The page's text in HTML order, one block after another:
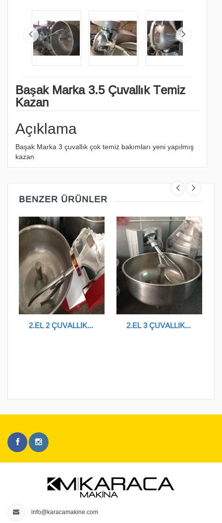
Başak Marka 3.5 Çuvallık Temiz
Kazan
Açıklama
Başak Marka 3 çuvallık çok temiz bakımları yeni yapılmış
kazan
BENZER ÜRÜNLER
2.EL 2 ÇUVALLIK KAZAN 2.EL 3 ÇUVALLIK HAMUR KAZANI
info@karacamakine.com